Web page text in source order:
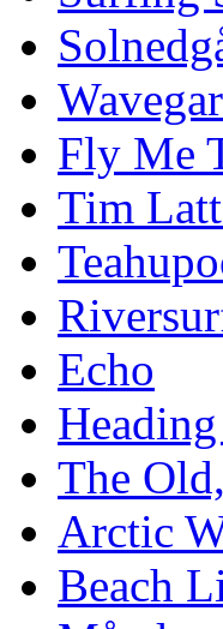
Fly Me
Tim
Echo
The
Arctic
Beach